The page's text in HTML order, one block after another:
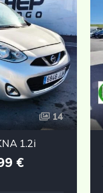
14
1.2i
€